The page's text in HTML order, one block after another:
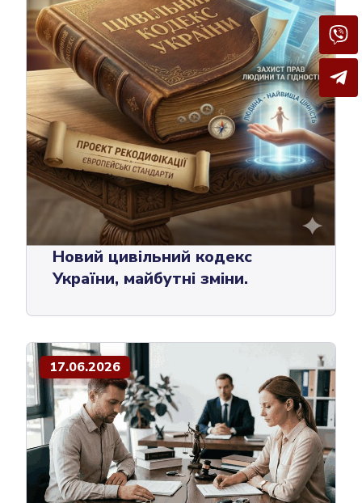
Новий цивільний кодекс
України, майбутні зміни.
17.06.2026